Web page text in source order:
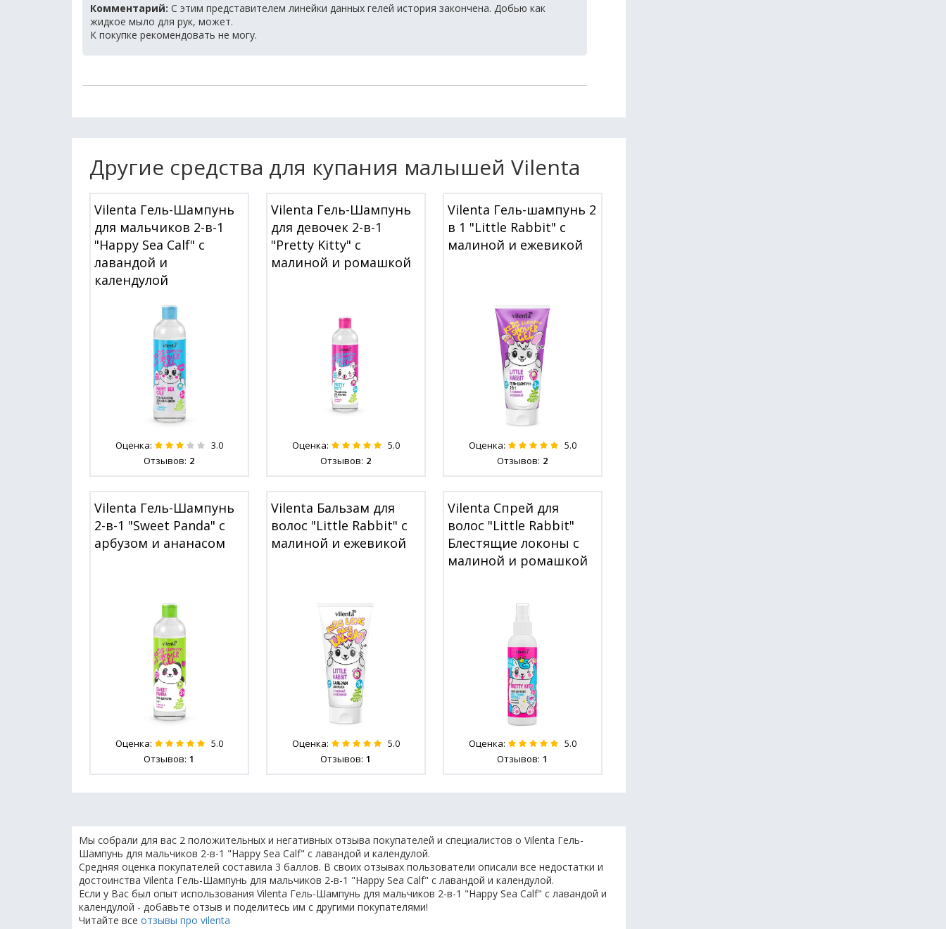
Комментарий: С этим представителем линейки данных гелей история закончена. Добью как
жидкое мыло для рук, может.
К покупке рекомендовать не могу.
Другие средства для купания малышей Vilenta
Vilenta Гель-Шампунь
для мальчиков 2-в-1
"Happy Sea Calf" с
лавандой и
календулой
Оценка: 3.0
Отзывов: 2
Vilenta Гель-Шампунь
для девочек 2-в-1
"Pretty Kitty" с
малиной и ромашкой
Оценка: 5.0
Отзывов: 2
Vilenta Гель-шампунь 2
в 1 "Little Rabbit" с
малиной и ежевикой
Оценка: 5.0
Отзывов: 2
Vilenta Гель-Шампунь
2-в-1 "Sweet Panda" с
арбузом и ананасом
Оценка: 5.0
Отзывов: 1
Vilenta Бальзам для
волос "Little Rabbit" с
малиной и ежевикой
Оценка: 5.0
Отзывов: 1
Vilenta Спрей для
волос "Little Rabbit"
Блестящие локоны с
малиной и ромашкой
Оценка: 5.0
Отзывов: 1
Мы собрали для вас 2 положительных и негативных отзыва покупателей и специалистов о Vilenta Гель-
Шампунь для мальчиков 2-в-1 "Happy Sea Calf" с лавандой и календулой.
Средняя оценка покупателей составила 3 баллов. В своих отзывах пользователи описали все недостатки и
достоинства Vilenta Гель-Шампунь для мальчиков 2-в-1 "Happy Sea Calf" с лавандой и календулой.
Если у Вас был опыт использования Vilenta Гель-Шампунь для мальчиков 2-в-1 "Happy Sea Calf" с лавандой и
календулой - добавьте отзыв и поделитесь им с другими покупателями!
Читайте все отзывы про vilenta